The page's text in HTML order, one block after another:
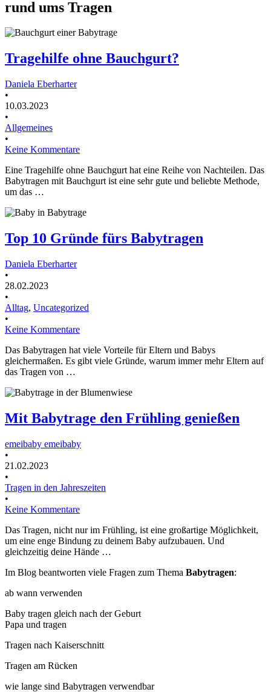
rund ums Tragen
Tragehilfe ohne Bauchgurt?
Daniela Eberharter
•
10.03.2023
•
Allgemeines
•
Keine Kommentare
Eine Tragehilfe ohne Bauchgurt hat eine Reihe von Nachteilen. Das
Babytragen mit Bauchgurt ist eine sehr gute und beliebte Methode,
um das …
Top 10 Gründe fürs Babytragen
Daniela Eberharter
•
28.02.2023
•
Alltag, Uncategorized
•
Keine Kommentare
Das Babytragen hat viele Vorteile für Eltern und Babys
gleichermaßen. Es gibt viele Gründe, warum immer mehr Eltern auf
das Tragen von …
Mit Babytrage den Frühling genießen
emeibaby emeibaby
•
21.02.2023
•
Tragen in den Jahreszeiten
•
Keine Kommentare
Das Tragen, nicht nur im Frühling, ist eine großartige Möglichkeit,
um eine enge Bindung zu deinem Baby aufzubauen. Und
gleichzeitig deine Hände …
Im Blog beantworten viele Fragen zum Thema Babytragen:
ab wann verwenden
Baby tragen gleich nach der Geburt
Papa und tragen
Tragen nach Kaiserschnitt
Tragen am Rücken
wie lange sind Babytragen verwendbar